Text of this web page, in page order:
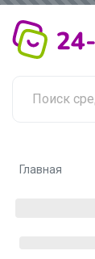
Главная